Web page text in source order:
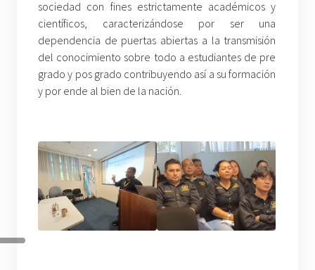
sociedad con fines estrictamente académicos y
científicos, caracterizándose por ser una
dependencia de puertas abiertas a la transmisión
del conocimiento sobre todo a estudiantes de pre
grado y pos grado contribuyendo así a su formación
y por ende al bien de la nación.